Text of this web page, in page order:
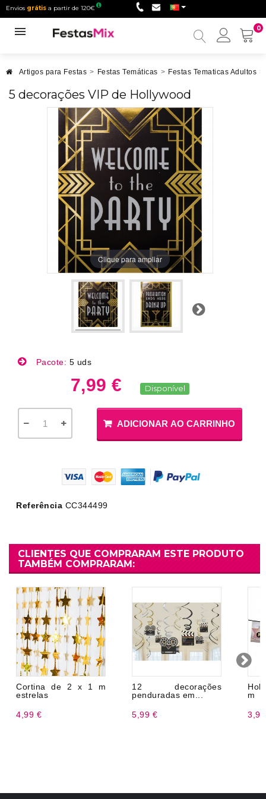
Envios grátis a partir de 120€
0
Minha
Artigos para Festas > Festas Temáticas > Festas Tematicas Adultos >
5 decorações VIP de Hollywood
Clique para ampliar
Próximo
Pacote: 5 uds
7,99 € Disponível
ADICIONAR AO CARRINHO
Referência CC344499
CLIENTES QUE COMPRARAM ESTE PRODUTO
TAMBÉM COMPRARAM:
Cortina de 2 x 1 m
estrelas
4,99 €
12 decorações
penduradas em...
5,99 €
m